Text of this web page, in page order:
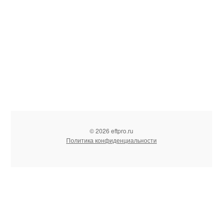
© 2026 eftpro.ru
Политика конфиденциальности